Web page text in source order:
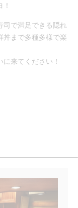
で満足できる隠れ
丼まで多種多様で楽
来てください！